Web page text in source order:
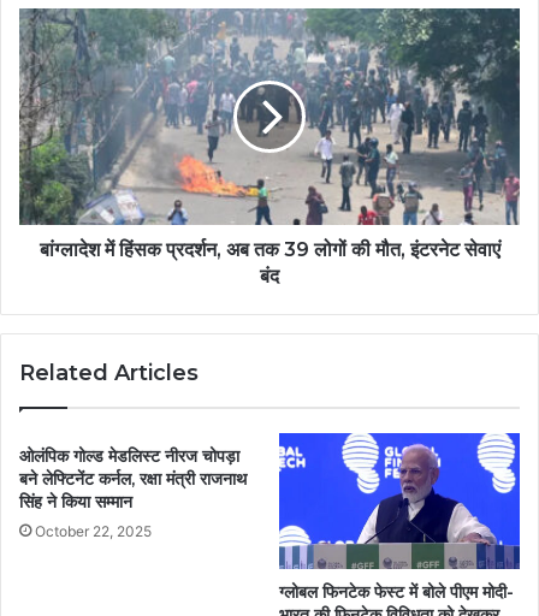
बांग्लादेश में हिंसक प्रदर्शन, अब तक 39 लोगों की मौत, इंटरनेट सेवाएं
बंद
Related Articles
ओलंपिक गोल्ड मेडलिस्ट नीरज चोपड़ा
बने लेफ्टिनेंट कर्नल, रक्षा मंत्री राजनाथ
सिंह ने किया सम्मान
October 22, 2025
ग्लोबल फिनटेक फेस्ट में बोले पीएम मोदी-